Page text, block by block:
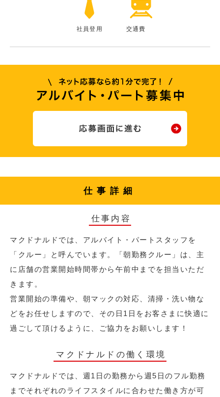
社員登用 交通費
仕事詳細
仕事内容
マクドナルドでは、アルバイト・パートスタッフを
「クルー」と呼んでいます。「朝勤務クルー」は、主
に店舗の営業開始時間帯から午前中までを担当いただ
きます。
営業開始の準備や、朝マックの対応、清掃・洗い物な
どをお任せしますので、その日1日をお客さまに快適に
過ごして頂けるように、ご協力をお願いします！
マクドナルドの働く環境
マクドナルドでは、週1日の勤務から週5日のフル勤務
までそれぞれのライフスタイルに合わせた働き方が可